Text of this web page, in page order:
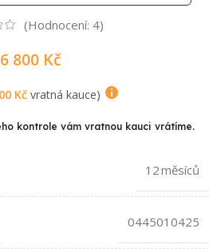
(Hodnocení: 4)
6 800 Kč
Kčvratná kauce)
kontrole vám vratnou kauci vrátíme.
12 měsíců
0445010425